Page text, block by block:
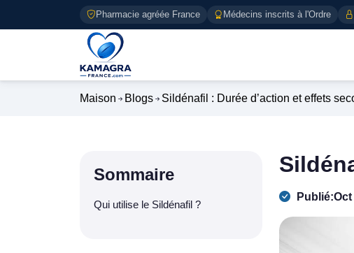
Pharmacie agréée France Médecins inscrits à l'Ordre
Maison Blogs Sildénafil : Durée d’action et effets
Sommaire
Qui utilise le Sildénafil ?
Publié:Oct